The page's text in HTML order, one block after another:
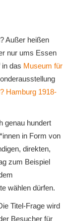
Außer heißen
nur ums Essen
das Museum für
Hamburg 1918-
genau hundert
in Form von
direkten,
zum Beispiel
wählen dürfen.
Titel-Frage wird
Besucher für